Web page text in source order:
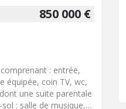
850 000 €
: entrée,
équipée, coin TV, wc,
une suite parentale
: salle de musique, 2